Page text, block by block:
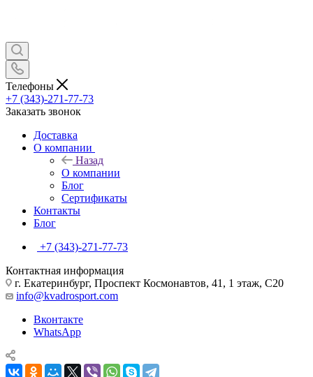
Телефоны
+7 (343)-271-77-73
Заказать звонок
Доставка
О компании
Назад
О компании
Блог
Сертификаты
Контакты
Блог
+7 (343)-271-77-73
Контактная информация
г. Екатеринбург, Проспект Космонавтов, 41, 1 этаж, С20
info@kvadrosport.com
Вконтакте
WhatsApp